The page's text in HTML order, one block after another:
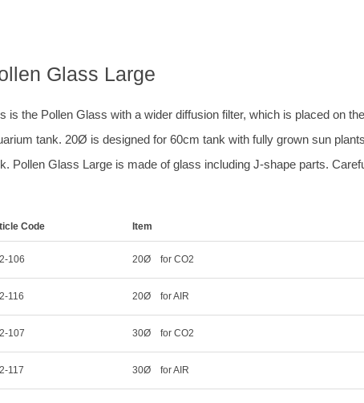
Glass Large
is the Pollen Glass with a wider diffusion filter, which is placed on
tank. 20Ø is designed for 60cm tank with fully grown sun
Pollen Glass Large is made of glass including J-shape parts.
Code Item
106 20Ø for CO2
116 20Ø for AIR
107 30Ø for CO2
117 30Ø for AIR